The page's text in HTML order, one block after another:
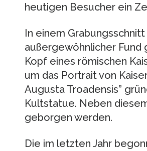
heutigen Besucher ein
In einem
außergewöhnlicher
Kopf eines römischen
um das Portrait von
Augusta Troadensis”
Kultstatue. Neben
geborgen werden.
Die im letzten Jahr